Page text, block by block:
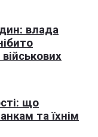
влада
що
та їхнім